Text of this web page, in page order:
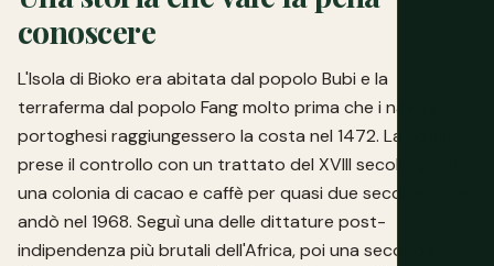
conoscere
L'Isola di Bioko era abitata dal popolo Bubi e la
terraferma dal popolo Fang molto prima che i navigatori
portoghesi raggiungessero la costa nel 1472. La Spagna
prese il controllo con un trattato del XVIII secolo, gestì
una colonia di cacao e caffè per quasi due secoli e se ne
andò nel 1968. Seguì una delle dittature post-
indipendenza più brutali dell'Africa, poi una seconda